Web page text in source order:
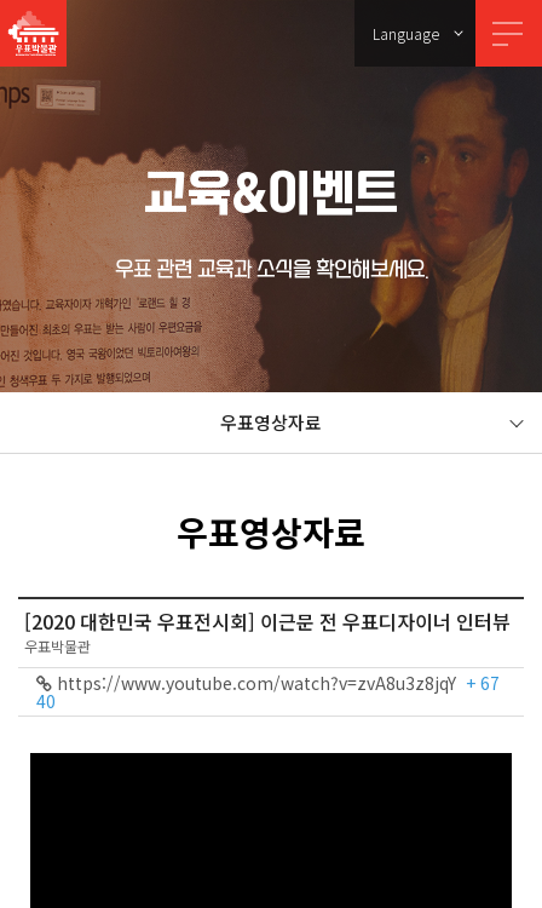
Language
교육&이벤트
우표 관련 교육과 소식을 확인해보세요.
우표영상자료
우표영상자료
[2020 대한민국 우표전시회] 이근문 전 우표디자이너 인터뷰
우표박물관
https://www.youtube.com/watch?v=zvA8u3z8jqY + 67
40